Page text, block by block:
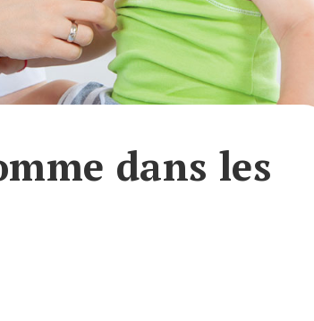
dans les